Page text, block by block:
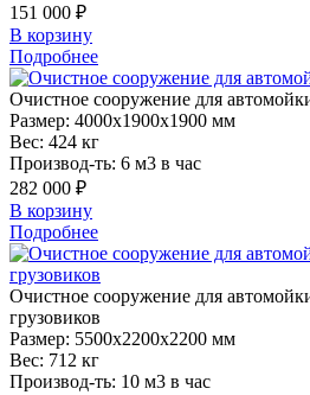
151 000 ₽
В корзину
Подробнее
Очистное сооружение для
Размер: 4000x1900x1900 мм
Вес: 424 кг
Производ-ть: 6 м3 в час
282 000 ₽
В корзину
Подробнее
Очистное сооружение для
грузовиков
Размер: 5500x2200x2200 мм
Вес: 712 кг
Производ-ть: 10 м3 в час